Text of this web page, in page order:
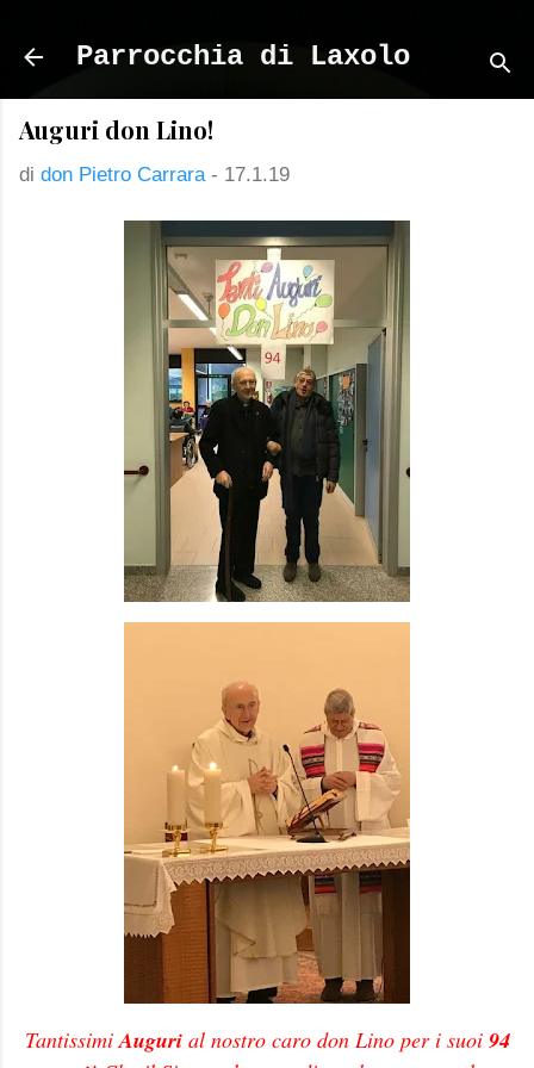
Parrocchia di Laxolo
Auguri don Lino!
di don Pietro Carrara - 17.1.19
TantissimiAuguri al nostro caro don Lino per i suoi 94